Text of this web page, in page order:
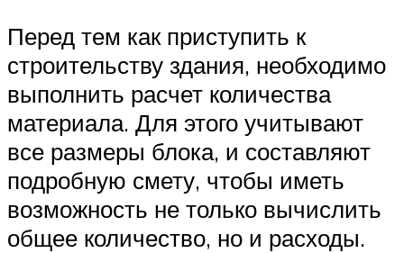
Перед тем как приступить к
строительству здания, необходимо
выполнить расчет количества
материала. Для этого учитывают
все размеры блока, и составляют
подробную смету, чтобы иметь
возможность не только вычислить
общее количество, но и расходы.